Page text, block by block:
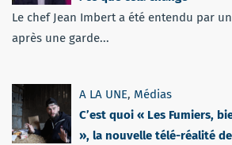
Le chef Jean Imbert a été entendu par
après une garde...
A LA UNE, Médias
C’est quoi « Les Fumiers,
», la nouvelle télé-réalité